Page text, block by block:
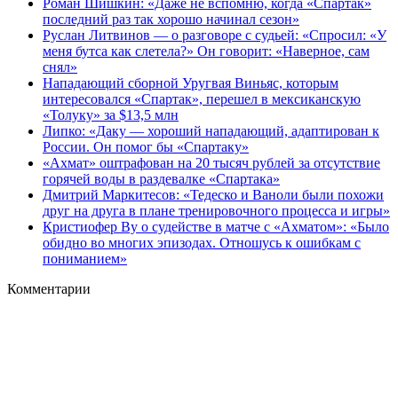
последний раз так хорошо начинал сезон»
Руслан Литвинов — о разговоре с судьей: «Спросил: «У
меня бутса как слетела?» Он говорит: «Наверное, сам
снял»
Нападающий сборной Уругвая Виньяс, которым
интересовался «Спартак», перешел в мексиканскую
«Толуку» за $13,5 млн
Липко: «Даку — хороший нападающий, адаптирован к
России. Он помог бы «Спартаку»
«Ахмат» оштрафован на 20 тысяч рублей за отсутствие
горячей воды в раздевалке «Спартака»
Дмитрий Маркитесов: «Тедеско и Ваноли были похожи
друг на друга в плане тренировочного процесса и игры»
Кристиофер Ву о судействе в матче с «Ахматом»: «Было
обидно во многих эпизодах. Отношусь к ошибкам с
пониманием»
Комментарии